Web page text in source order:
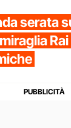
serata
Rai